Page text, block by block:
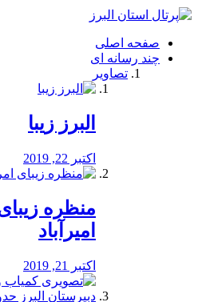
فصد
شرق
تهران
خشکشویی
صفحه اصلی
چند رسانه ای
تصاویر
البرز زیبا
اکتبر 22, 2019
منظره‌‌
امیرآباد
اکتبر 21, 2019